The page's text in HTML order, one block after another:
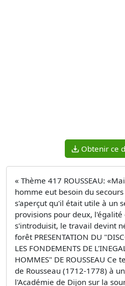
Obtenir ce
« Thème 417 ROUSSEAU:
homme eut besoin du
s'aperçut qu'il était utile à un
provisions pour deux,
s'introduisit, le travail devint
forêt PRESENTATION DU
LES FONDEMENTS DE
HOMMES" DE ROUSSEAU
de Rousseau (1712-1778) à
l'Académie de Dijon sur la